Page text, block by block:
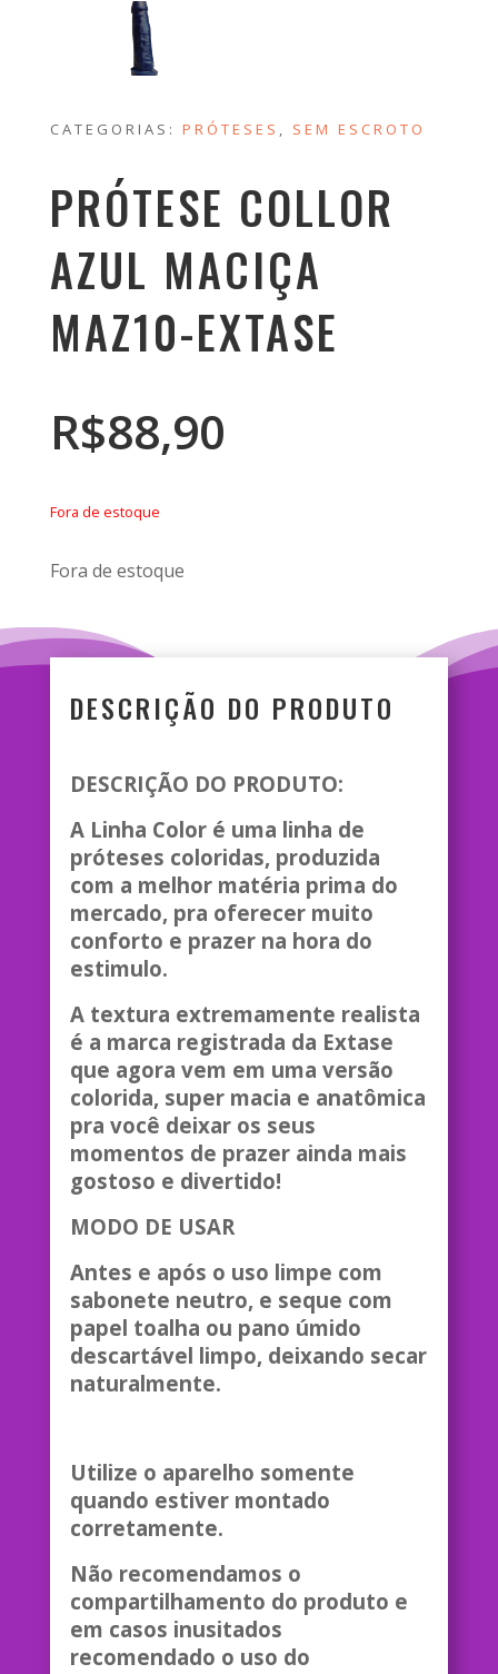
CATEGORIAS: PRÓTESES , SEM ESCROTO
PRÓTESE COLLOR
AZUL MACIÇA
MAZ10-EXTASE
R$88,90
Fora de estoque
Fora de estoque
DESCRIÇÃO DO PRODUTO
DESCRIÇÃO DO PRODUTO:
A Linha Color é uma linha de
próteses coloridas, produzida
com a melhor matéria prima do
mercado, pra oferecer muito
conforto e prazer na hora do
estimulo.
A textura extremamente realista
é a marca registrada da Extase
que agora vem em uma versão
colorida, super macia e anatômica
pra você deixar os seus
momentos de prazer ainda mais
gostoso e divertido!
MODO DE USAR
Antes e após o uso limpe com
sabonete neutro, e seque com
papel toalha ou pano úmido
descartável limpo, deixando secar
naturalmente.
Utilize o aparelho somente
quando estiver montado
corretamente.
Não recomendamos o
compartilhamento do produto e
em casos inusitados
recomendado o uso do